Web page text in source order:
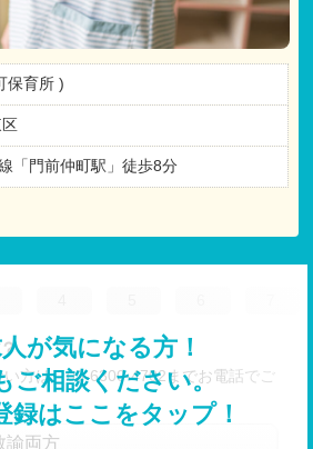
保育所 )
「門前仲町駅」徒歩8分
が気になる方！
ご相談ください。
録はここをタップ！
方は、03-6300-4702までお電話でご
諭両方